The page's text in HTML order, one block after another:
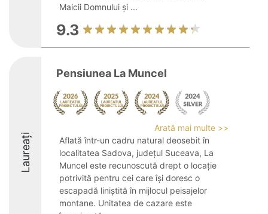
Maicii Domnului și ...
9.3
Laureați
Pensiunea La Muncel
Arată mai multe >>
Aflată într-un cadru natural deosebit în
localitatea Sadova, județul Suceava, La
Muncel este recunoscută drept o locație
potrivită pentru cei care își doresc o
escapadă liniștită în mijlocul peisajelor
montane. Unitatea de cazare este